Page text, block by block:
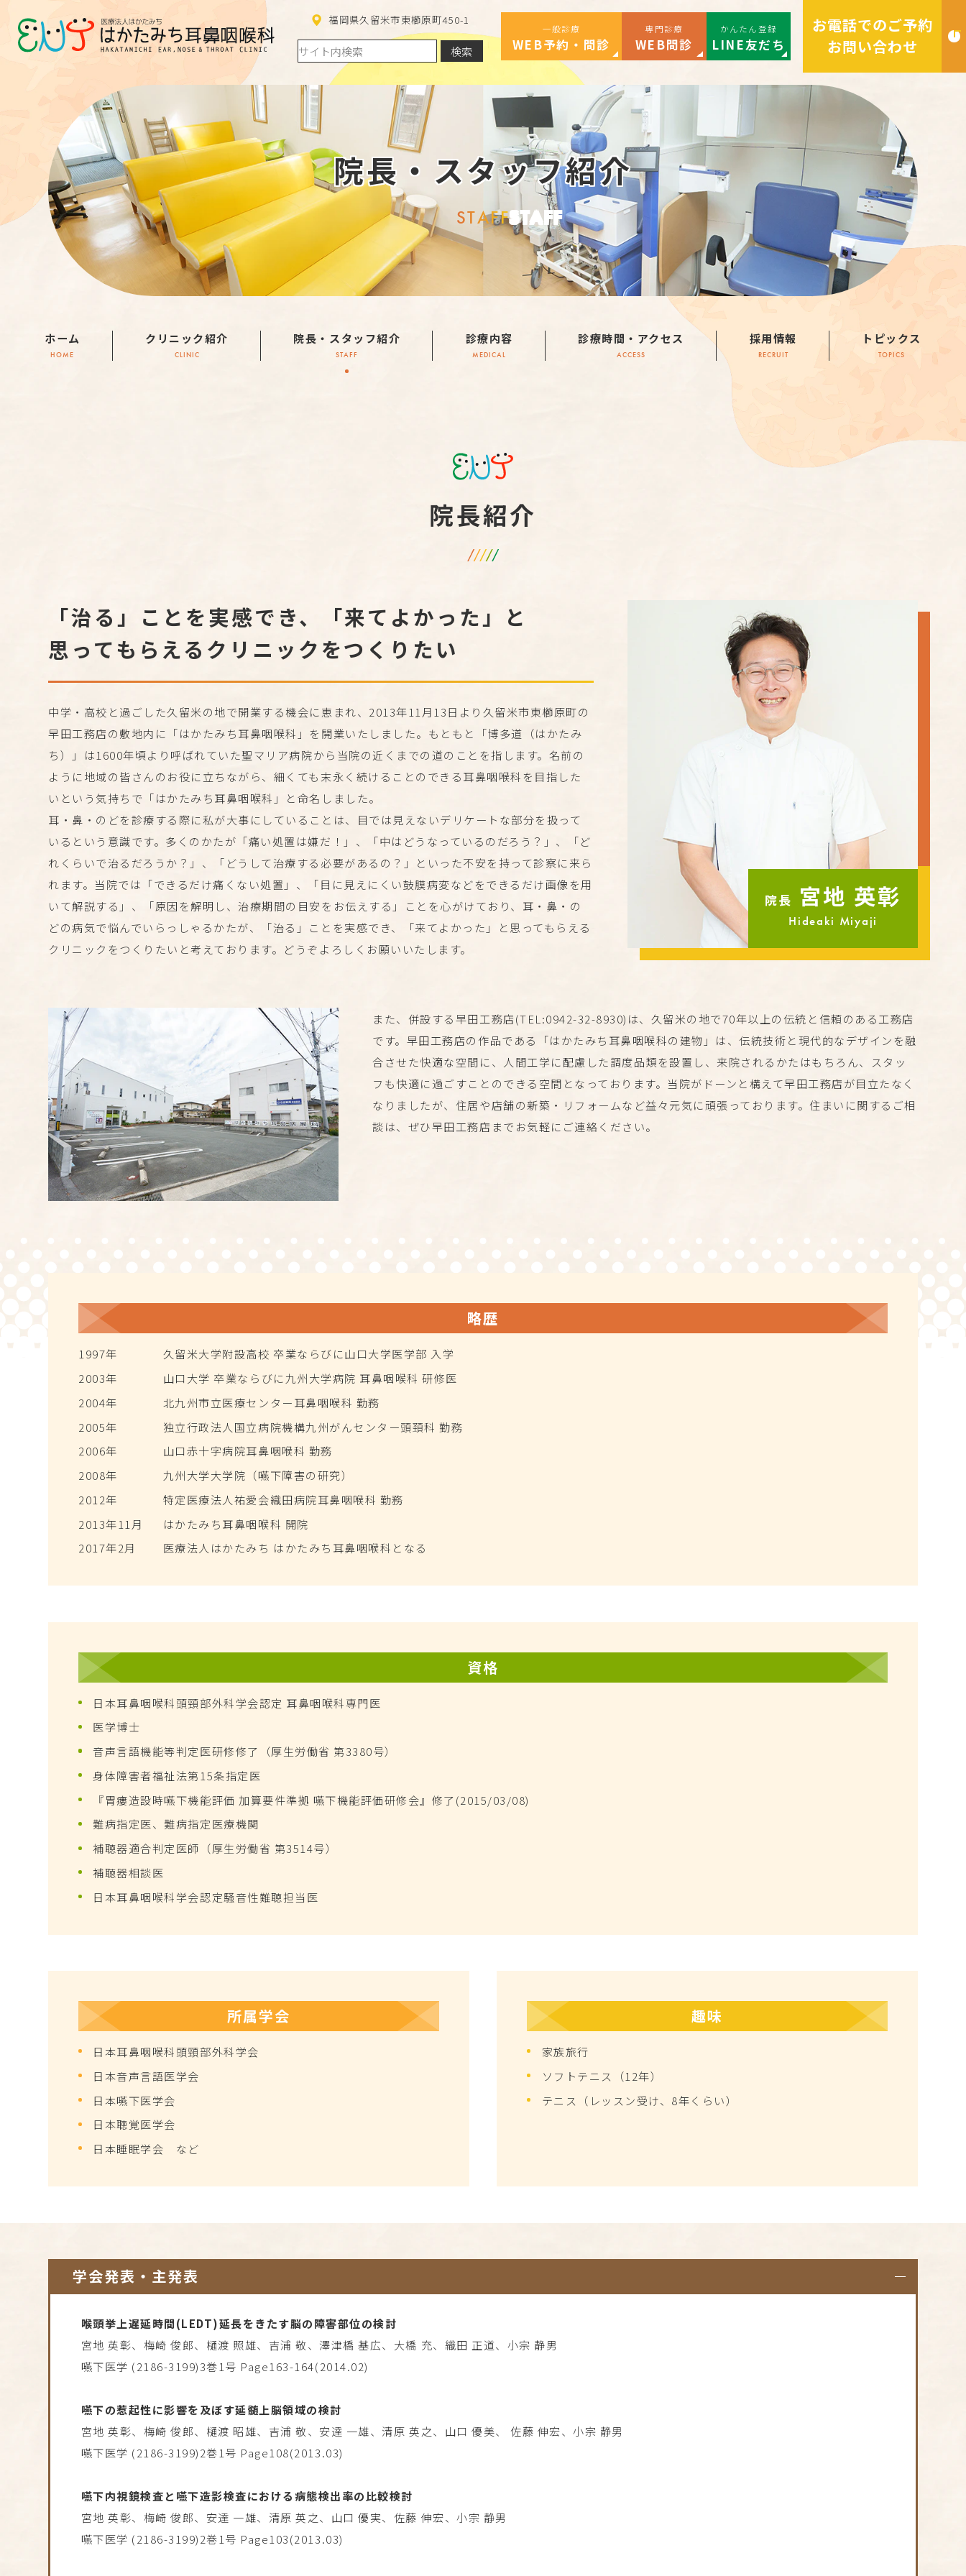
福岡県久留米市東櫛原町450-1
検索
一般診療
WEB予約・問診
専門診療
WEB問診
かんたん登録
LINE友だち
お電話でのご予約
お問い合わせ
院長・スタッフ紹介
STAFFSTAFF
ホーム
HOME
クリニック紹介
CLINIC
院長・スタッフ紹介
STAFF
診療内容
MEDICAL
診療時間・アクセス
ACCESS
採用情報
RECRUIT
トピックス
TOPICS
院長紹介
院長 宮地 英彰
Hideaki Miyaji
「治る」ことを実感でき、
「来てよかった」と
思ってもらえる クリニックをつくりたい
中学・高校と過ごした久留米の地で開業する機会に恵まれ、2013年11月13日より久留米市東櫛原町の
早田工務店の敷地内に「はかたみち耳鼻咽喉科」を開業いたしました。もともと「博多道（はかたみ
ち）」は1600年頃より呼ばれていた聖マリア病院から当院の近くまでの道のことを指します。名前の
ように地域の皆さんのお役に立ちながら、細くても末永く続けることのできる耳鼻咽喉科を目指した
いという気持ちで「はかたみち耳鼻咽喉科」と命名しました。
耳・鼻・のどを診療する際に私が大事にしていることは、目では見えないデリケートな部分を扱って
いるという意識です。多くのかたが「痛い処置は嫌だ！」、「中はどうなっているのだろう？」、「ど
れくらいで治るだろうか？」、「どうして治療する必要があるの？」といった不安を持って診察に来ら
れます。当院では「できるだけ痛くない処置」、「目に見えにくい鼓膜病変などをできるだけ画像を用
いて解説する」、「原因を解明し、治療期間の目安をお伝えする」ことを心がけており、耳・鼻・の
どの病気で悩んでいらっしゃるかたが、「治る」ことを実感でき、「来てよかった」と思ってもらえる
クリニックをつくりたいと考えております。どうぞよろしくお願いいたします。
また、併設する早田工務店(TEL:0942-32-8930)は、久留米の地で70年以上の伝統と信頼のある工務店
です。早田工務店の作品である「はかたみち耳鼻咽喉科の建物」は、伝統技術と現代的なデザインを融
合させた快適な空間に、人間工学に配慮した調度品類を設置し、来院されるかたはもちろん、スタッ
フも快適に過ごすことのできる空間となっております。当院がドーンと構えて早田工務店が目立たなく
なりましたが、住居や店舗の新築・リフォームなど益々元気に頑張っております。住まいに関するご相
談は、ぜひ早田工務店までお気軽にご連絡ください。
略歴
1997年
久留米大学附設高校 卒業ならびに山口大学医学部 入学
2003年
山口大学 卒業ならびに九州大学病院 耳鼻咽喉科 研修医
2004年
北九州市立医療センター耳鼻咽喉科 勤務
2005年
独立行政法人国立病院機構九州がんセンター頭頚科 勤務
2006年
山口赤十字病院耳鼻咽喉科 勤務
2008年
九州大学大学院（嚥下障害の研究）
2012年
特定医療法人祐愛会織田病院耳鼻咽喉科 勤務
2013年11月
はかたみち耳鼻咽喉科 開院
2017年2月
医療法人はかたみち はかたみち耳鼻咽喉科となる
資格
日本耳鼻咽喉科頭頸部外科学会認定 耳鼻咽喉科専門医
医学博士
音声言語機能等判定医研修修了（厚生労働省 第3380号）
身体障害者福祉法第15条指定医
『胃瘻造設時嚥下機能評価 加算要件準拠 嚥下機能評価研修会』修了(2015/03/08)
難病指定医、難病指定医療機関
補聴器適合判定医師（厚生労働省 第3514号）
補聴器相談医
日本耳鼻咽喉科学会認定騒音性難聴担当医
所属学会
日本耳鼻咽喉科頭頸部外科学会
日本音声言語医学会
日本嚥下医学会
日本聴覚医学会
日本睡眠学会 など
趣味
家族旅行
ソフトテニス（12年）
テニス（レッスン受け、8年くらい）
学会発表・主発表
喉頭挙上遅延時間(LEDT)延長をきたす脳の障害部位の検討
宮地 英彰、梅崎 俊郎、樋渡 照雄、吉浦 敬、澤津橋 基広、大橋 充、織田 正道、小宗 静男
嚥下医学 (2186-3199)3巻1号 Page163-164(2014.02)
嚥下の惹起性に影響を及ぼす延髄上脳領域の検討
宮地 英彰、梅崎 俊郎、樋渡 昭雄、吉浦 敬、安達 一雄、清原 英之、山口 優美、 佐藤 伸宏、小宗 静男
嚥下医学 (2186-3199)2巻1号 Page108(2013.03)
嚥下内視鏡検査と嚥下造影検査における病態検出率の比較検討
宮地 英彰、梅崎 俊郎、安達 一雄、清原 英之、山口 優実、佐藤 伸宏、小宗 静男
嚥下医学 (2186-3199)2巻1号 Page103(2013.03)